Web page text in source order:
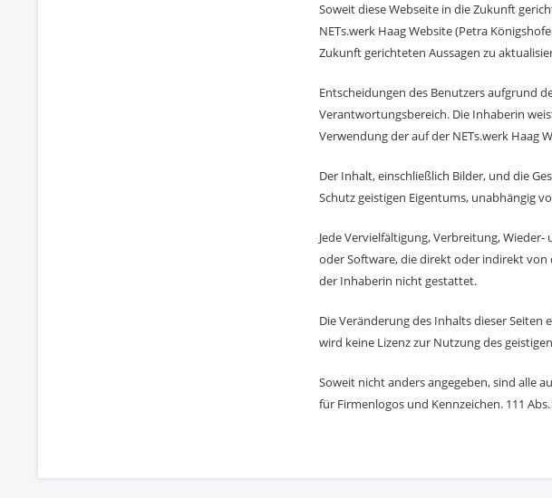
Soweit diese Webseite in die Zukunft
NETs.werk Haag Website (Petra
Zukunft gerichteten Aussagen zu
Entscheidungen des Benutzers aufgrund
Verantwortungsbereich. Die Inhaberin
Verwendung der auf der NETs.werk Haag
Der Inhalt, einschließlich Bilder, und die
Schutz geistigen Eigentums, unabhängig
Jede Vervielfältigung, Verbreitung,
oder Software, die direkt oder indirekt von
der Inhaberin nicht gestattet.
Die Veränderung des Inhalts dieser
wird keine Lizenz zur Nutzung des
Soweit nicht anders angegeben, sind alle
für Firmenlogos und Kennzeichen. 111 Abs.